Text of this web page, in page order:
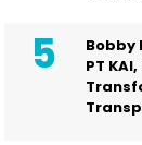
Bobby
PT